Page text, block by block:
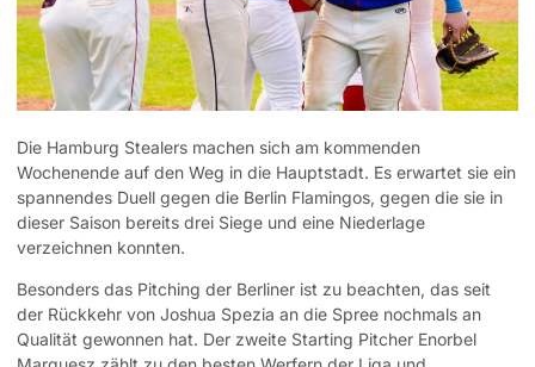
Die Hamburg Stealers machen sich am kommenden
Wochenende auf den Weg in die Hauptstadt. Es erwartet sie ein
spannendes Duell gegen die Berlin Flamingos, gegen die sie in
dieser Saison bereits drei Siege und eine Niederlage
verzeichnen konnten.
Besonders das Pitching der Berliner ist zu beachten, das seit
der Rückkehr von Joshua Spezia an die Spree nochmals an
Qualität gewonnen hat. Der zweite Starting Pitcher Enorbel